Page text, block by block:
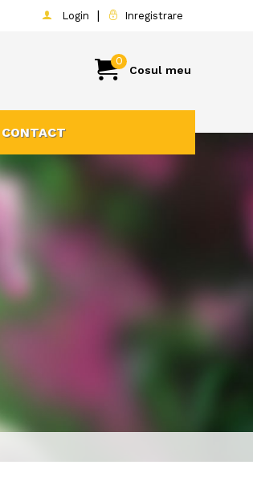
Login | Inregistrare
0
Cosul meu
CONTACT